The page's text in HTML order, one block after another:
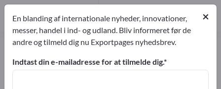
Pølsetarme – find producenter og
leverandører
1
1
×
En blanding af internationale nyheder, innovationer,
messer, handel i ind- og udland. Bliv informeret før de
andre og tilmeld dig nu Exportpages nyhedsbrev.
Indtast din e-mailadresse for at tilmelde dig.